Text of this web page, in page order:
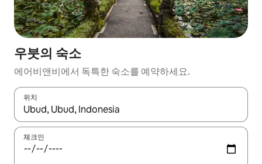
우붓의 숙소
에어비앤비에서 독특한 숙소를 예약하세요.
위치
결과가 나오면 위·아래 화살표 키를 사용하거나 터치 또는 스와이
체크인